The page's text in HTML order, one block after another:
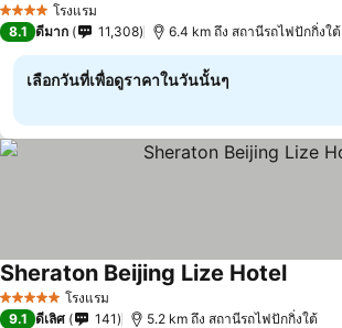
4 ดาว โรงแรม
8.1 ดีมาก 11,308 6.4 km ถึง สถานีรถไฟปักกิ่งใต้
เลือกวันที่เพื่อดูราคาในวันนั้นๆ
5 ดาว โรงแรม
Sheraton Beijing Lize Hotelดูราคา
9.1 ดีเลิศ 141 5.2 km ถึง สถานีรถไฟปักกิ่งใต้